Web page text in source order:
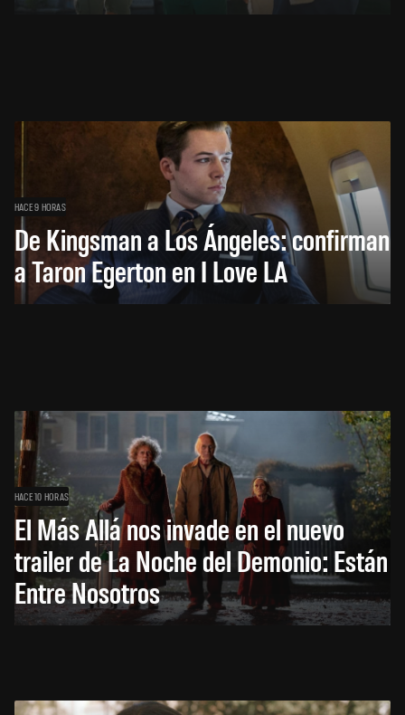
HACE 9 HORAS
De Kingsman a Los Ángeles: confirman
a Taron Egerton en I Love LA
HACE 10 HORAS
El Más Allá nos invade en el nuevo
trailer de La Noche del Demonio: Están
Entre Nosotros